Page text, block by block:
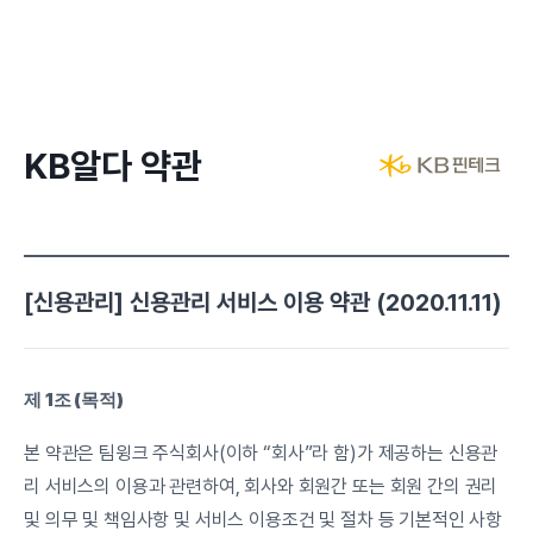
KB알다 약관
[신용관리] 신용관리 서비스 이용 약관 (2020.11.11)
제 1조 (목적)
본 약관은 팀윙크 주식회사(이하 “회사”라 함)가 제공하는 신용관
리 서비스의 이용과 관련하여, 회사와 회원간 또는 회원 간의 권리
및 의무 및 책임사항 및 서비스 이용조건 및 절차 등 기본적인 사항